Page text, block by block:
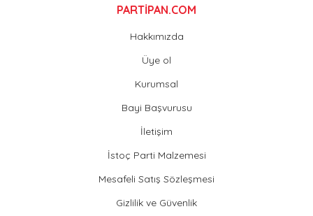
PARTİPAN.COM
Hakkımızda
Üye ol
Kurumsal
Bayi Başvurusu
İletişim
İstoç Parti Malzemesi
Mesafeli Satış Sözleşmesi
Gizlilik ve Güvenlik